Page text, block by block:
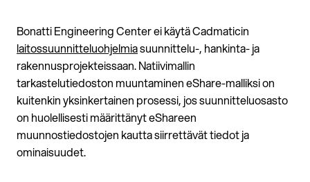
Bonatti Engineering Center ei käytä Cadmaticin
laitossuunnitteluohjelmiasuunnittelu-, hankinta- ja
rakennusprojekteissaan. Natiivimallin
tarkastelutiedoston muuntaminen eShare-malliksi on
kuitenkin yksinkertainen prosessi, jos suunnitteluosasto
on huolellisesti määrittänyt eShareen
muunnostiedostojen kautta siirrettävät tiedot ja
ominaisuudet.